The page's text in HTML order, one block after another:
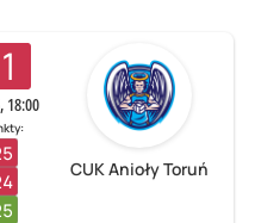
1
18:00
CUK Anioły Toruń